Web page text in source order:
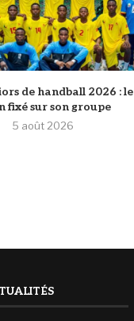
de handball 2026 : le
fixé sur son groupe
5 août 2026